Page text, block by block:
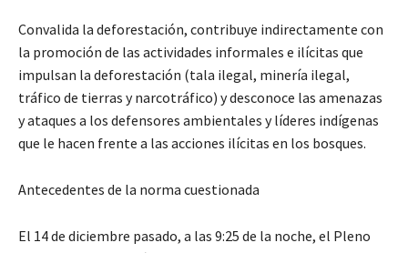
Convalida la deforestación, contribuye indirectamente con
la promoción de las actividades informales e ilícitas que
impulsan la deforestación (tala ilegal, minería ilegal,
tráfico de tierras y narcotráfico) y desconoce las amenazas
y ataques a los defensores ambientales y líderes indígenas
que le hacen frente a las acciones ilícitas en los bosques.
Antecedentes de la norma cuestionada
El 14 de diciembre pasado, a las 9:25 de la noche, el Pleno